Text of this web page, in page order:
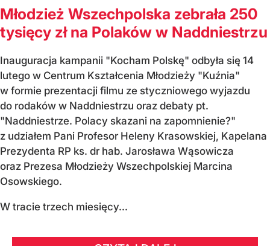
Młodzież Wszechpolska zebrała 250
tysięcy zł na Polaków w Naddniestrzu
Inauguracja kampanii "Kocham Polskę" odbyła się 14
lutego w Centrum Kształcenia Młodzieży "Kuźnia"
w formie prezentacji filmu ze styczniowego wyjazdu
do rodaków w Naddniestrzu oraz debaty pt.
"Naddniestrze. Polacy skazani na zapomnienie?"
z udziałem Pani Profesor Heleny Krasowskiej, Kapelana
Prezydenta RP ks. dr hab. Jarosława Wąsowicza
oraz Prezesa Młodzieży Wszechpolskiej Marcina
Osowskiego.
W tracie trzech miesięcy...